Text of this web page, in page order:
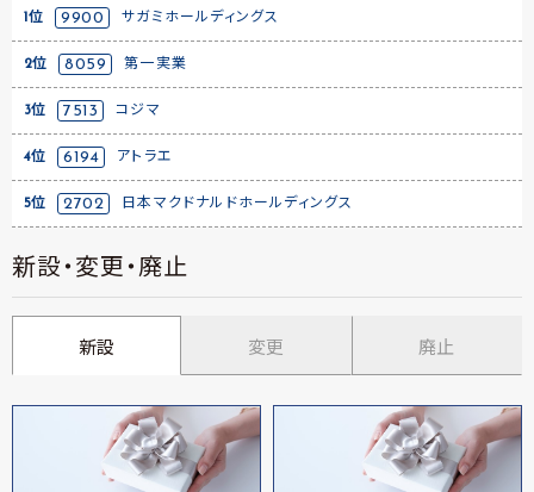
1位 9900 サガミホールディングス
2位 8059 第一実業
3位 7513 コジマ
4位 6194 アトラエ
5位 2702 日本マクドナルドホールディングス
新設・変更・廃止
新設 変更 廃止